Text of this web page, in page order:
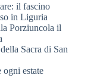
il fascino
in Liguria
Porziuncola il
Sacra di San
ogni estate